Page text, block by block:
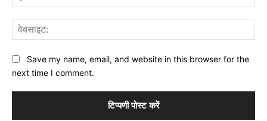
Save my name, email, and website in this browser for the
next time I comment.